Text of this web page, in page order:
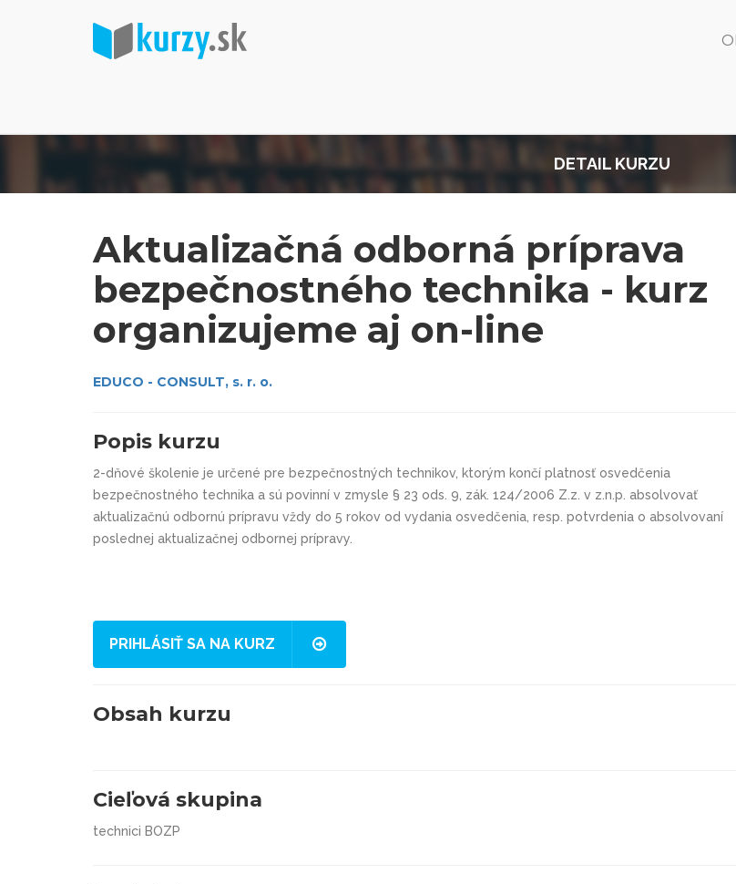
DETAIL KURZU
Aktualizačná odborná príprava
bezpečnostného technika - kurz
organizujeme aj on-line
EDUCO - CONSULT, s. r. o.
Popis kurzu
2-dňové školenie je určené pre bezpečnostných technikov, ktorým končí platnosť osvedčenia
bezpečnostného technika a sú povinní v zmysle § 23 ods. 9, zák. 124/2006 Z.z. v z.n.p. absolvovať
aktualizačnú odbornú prípravu vždy do 5 rokov od vydania osvedčenia, resp. potvrdenia o absolvovaní
poslednej aktualizačnej odbornej prípravy.
PRIHLÁSIŤ SA NA KURZ
Obsah kurzu
Cieľová skupina
technici BOZP